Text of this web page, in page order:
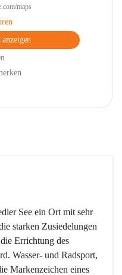
maps
See ein Ort mit sehr
starken Zusiedelungen
Errichtung des
Wasser- und Radsport,
Markenzeichen eines